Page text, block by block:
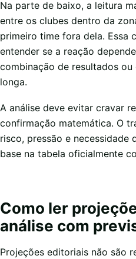
Na parte de baixo, a leitura
entre os clubes dentro da
primeiro time fora dela. Essa
entender se a reação
combinação de resultados ou
longa.
A análise deve evitar cravar
confirmação matemática. O
risco, pressão e necessidade
base na tabela oficialmente
Como ler
análise com
Projeções editoriais não são